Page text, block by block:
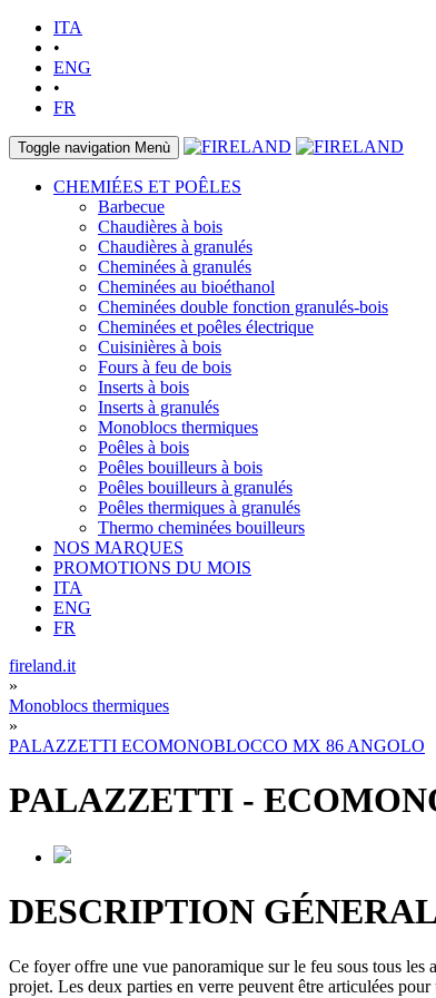
ITA
•
ENG
•
FR
Toggle navigation Menù
CHEMIÉES ET POÊLES
Barbecue
Chaudières à bois
Chaudières à granulés
Cheminées à granulés
Cheminées au bioéthanol
Cheminées double fonction granulés-bois
Cheminées et poêles électrique
Cuisinières à bois
Fours à feu de bois
Inserts à bois
Inserts à granulés
Monoblocs thermiques
Poêles à bois
Poêles bouilleurs à bois
Poêles bouilleurs à granulés
Poêles thermiques à granulés
Thermo cheminées bouilleurs
NOS MARQUES
PROMOTIONS DU MOIS
ITA
ENG
FR
fireland.it
»
Monoblocs thermiques
»
PALAZZETTI ECOMONOBLOCCO MX 86 ANGOLO
PALAZZETTI -
DESCRIPTION
Ce foyer offre une vue panoramique sur le feu sous tous
projet. Les deux parties en verre peuvent être articulées